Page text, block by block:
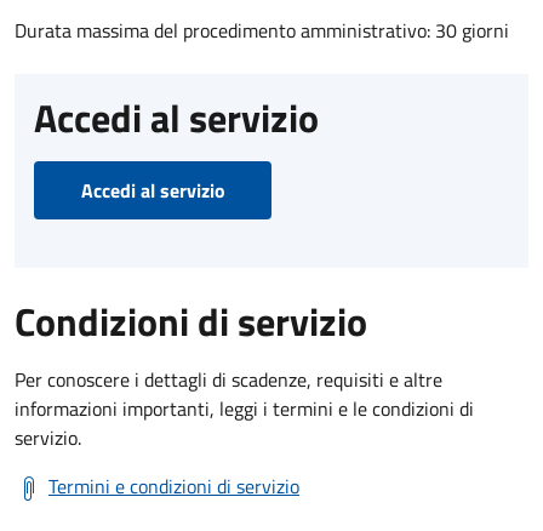
Durata massima del procedimento amministrativo: 30 giorni
Accedi al servizio
Accedi al servizio
Condizioni di servizio
Per conoscere i dettagli di scadenze, requisiti e altre
informazioni importanti, leggi i termini e le condizioni di
servizio.
Termini e condizioni di servizio